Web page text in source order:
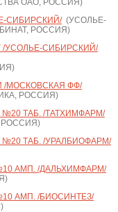
ОАО, РОССИЯ)
СИБИРСКИЙ/(УСОЛЬЕ-
РОССИЯ)
/УСОЛЬЕ-СИБИРСКИЙ/
/МОСКОВСКАЯ ФФ/
РОССИЯ)
№20 ТАБ. /ТАТХИМФАРМ/
РОССИЯ)
№20 ТАБ. /УРАЛБИОФАРМ/
АМП. /ДАЛЬХИМФАРМ/
АМП. /БИОСИНТЕЗ/